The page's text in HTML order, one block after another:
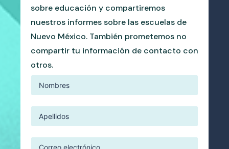
sobre educación y compartiremos
nuestros informes sobre las escuelas de
Nuevo México. También prometemos no
compartir tu información de contacto con
otros.